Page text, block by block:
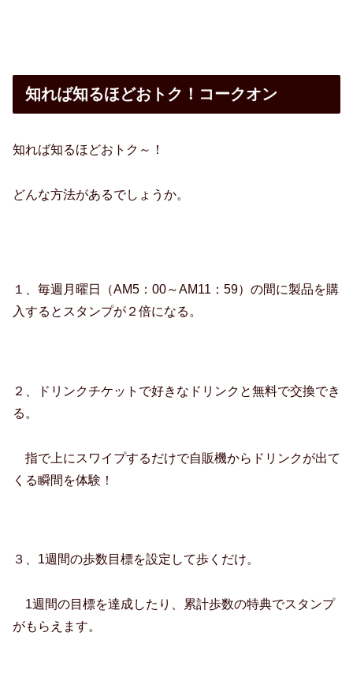
知れば知るほどおトク！コークオン
知れば知るほどおトク～！
どんな方法があるでしょうか。
１、毎週月曜日（AM5：00～AM11：59）の間に製品を購
入するとスタンプが２倍になる。
２、ドリンクチケットで好きなドリンクと無料で交換でき
る。
指で上にスワイプするだけで自販機からドリンクが出て
くる瞬間を体験！
３、1週間の歩数目標を設定して歩くだけ。
1週間の目標を達成したり、累計歩数の特典でスタンプ
がもらえます。